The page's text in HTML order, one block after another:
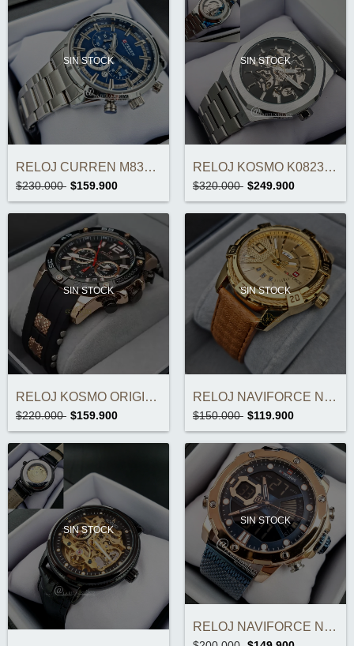
SIN STOCK
RELOJ CURREN M8355 CRONOGRAFOS ORIGINAL
$230.000 $159.900
SIN STOCK
RELOJ KOSMO K0823 AUTOMÁTICO ORIGINAL
$320.000 $249.900
SIN STOCK
RELOJ KOSMO ORIGINAL K0349BKC
$220.000 $159.900
SIN STOCK
RELOJ NAVIFORCE NF9117M ORIGINAL
$150.000 $119.900
SIN STOCK
SIN STOCK
RELOJ NAVIFORCE NF9172M ORIGINAL